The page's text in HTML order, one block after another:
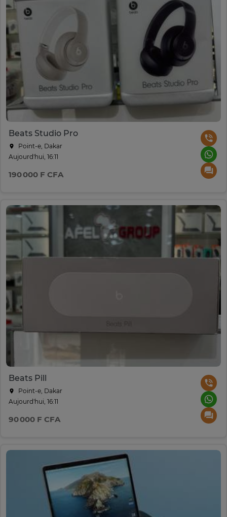
Beats Studio Pro
Point-e, Dakar
Aujourd'hui, 16:11
190 000 F CFA
Beats Pill
Point-e, Dakar
Aujourd'hui, 16:11
90 000 F CFA